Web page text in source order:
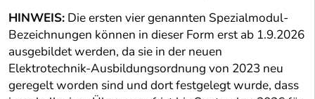
HINWEIS: Die ersten vier genannten Spezialmodul-
Bezeichnungen können in dieser Form erst ab 1.9.2026
ausgebildet werden, da sie in der neuen
Elektrotechnik-Ausbildungsordnung von 2023 neu
geregelt worden sind und dort festgelegt wurde, dass